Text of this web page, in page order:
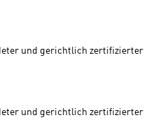
und gerichtlich zertifizierter
und gerichtlich zertifizierter